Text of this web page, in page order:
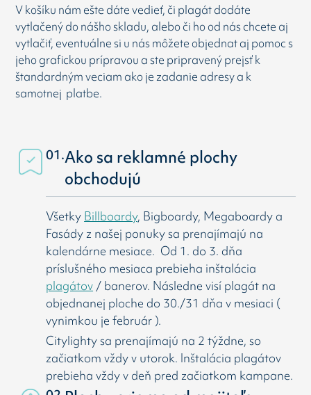
V košíku nám ešte dáte vedieť, či plagát dodáte
vytlačený do nášho skladu, alebo či ho od nás chcete aj
vytlačiť, eventuálne si u nás môžete objednat aj pomoc s
jeho grafickou prípravou a ste pripravený prejsť k
štandardným veciam ako je zadanie adresy a k
samotnej platbe.
01.Ako sa reklamné plochy
obchodujú
Všetky Billboardy, Bigboardy, Megaboardy a
Fasády z našej ponuky sa prenajímajú na
kalendárne mesiace. Od 1. do 3. dňa
príslušného mesiaca prebieha inštalácia
plagátov / banerov. Následne visí plagát na
objednanej ploche do 30./31 dňa v mesiaci (
vynimkou je február ).
Citylighty sa prenajímajú na 2 týždne, so
začiatkom vždy v utorok. Inštalácia plagátov
prebieha vždy v deň pred začiatkom kampane.